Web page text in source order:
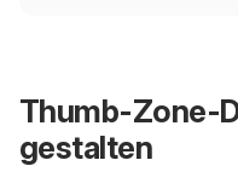
Thumb-Zone-
gestalten